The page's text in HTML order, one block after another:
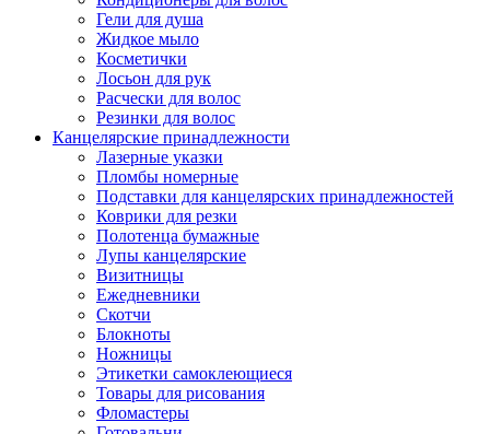
Гели для душа
Жидкое мыло
Косметички
Лосьон для рук
Расчески для волос
Резинки для волос
Канцелярские принадлежности
Лазерные указки
Пломбы номерные
Подставки для канцелярских принадлежностей
Коврики для резки
Полотенца бумажные
Лупы канцелярские
Визитницы
Ежедневники
Скотчи
Блокноты
Ножницы
Этикетки самоклеющиеся
Товары для рисования
Фломастеры